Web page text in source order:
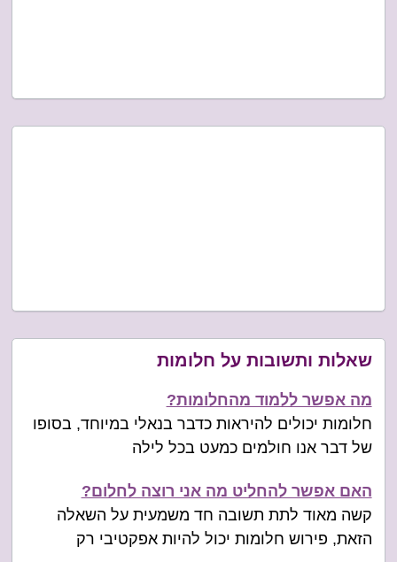
שאלות ותשובות על חלומות
מה אפשר ללמוד מהחלומות?
חלומות יכולים להיראות כדבר בנאלי במיוחד, בסופו
של דבר אנו חולמים כמעט בכל לילה
האם אפשר להחליט מה אני רוצה לחלום?
קשה מאוד לתת תשובה חד משמעית על השאלה
הזאת, פירוש חלומות יכול להיות אפקטיבי רק